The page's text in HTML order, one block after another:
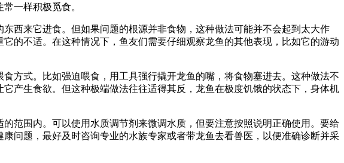
一样积极觅食。
西来它进食。但如果问题的根源并非食物，这种做法可能并不会起到太大作
的不适。在这种情况下，鱼友们需要仔细观察龙鱼的其他表现，比如它的游动
方式。比如强迫喂食，用工具强行撬开龙鱼的嘴，将食物塞进去。这种做法不
产生食欲。但这种极端做法往往适得其反，龙鱼在极度饥饿的状态下，身体机
范围内。可以使用水质调节剂来微调水质，但要注意按照说明正确使用。要给
问题，最好及时咨询专业的水族专家或者带龙鱼去看兽医，以便准确诊断并采